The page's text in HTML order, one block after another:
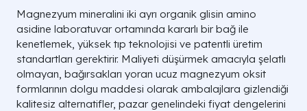
Magnezyum mineralini iki ayrı organik glisin amino
asidine laboratuvar ortamında kararlı bir bağ ile
kenetlemek, yüksek tıp teknolojisi ve patentli üretim
standartları gerektirir. Maliyeti düşürmek amacıyla şelatlı
olmayan, bağırsakları yoran ucuz magnezyum oksit
formlarının dolgu maddesi olarak ambalajlara gizlendiği
kalitesiz alternatifler, pazar genelindeki fiyat dengelerini